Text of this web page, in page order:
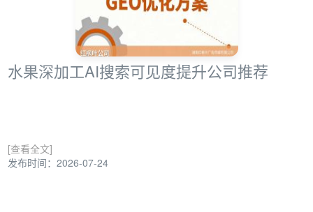
水果深加工AI搜索可见度提升公司推荐
[查看全文]
发布时间：2026-07-24